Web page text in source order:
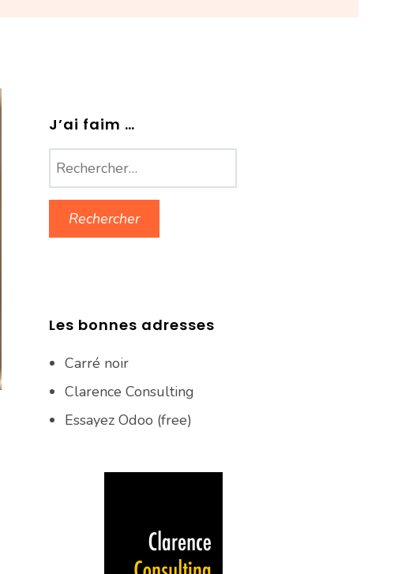
J’ai faim …
Rechercher :
Les bonnes adresses
Carré noir
Clarence Consulting
Essayez Odoo (free)